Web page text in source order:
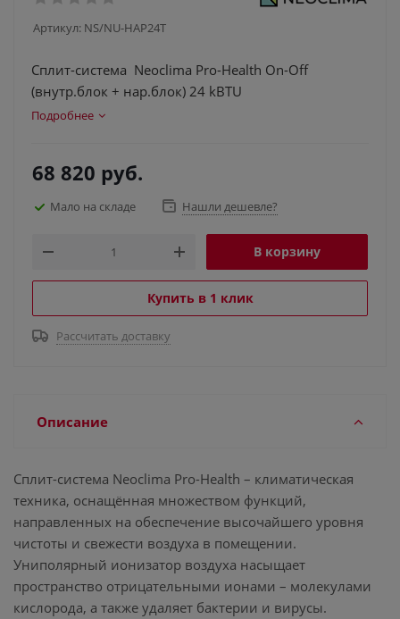
Артикул: NS/NU-HAP24T
Сплит-система Neoclima Pro-Health On-Off
(внутр.блок + нар.блок) 24 kBTU
Подробнее
68 820 руб.
Мало на складе Нашли дешевле?
В корзину
Купить в 1 клик
Рассчитать доставку
Описание
Сплит-система Neoclima Pro-Health – климатическая
техника, оснащённая множеством функций,
направленных на обеспечение высочайшего уровня
чистоты и свежести воздуха в помещении.
Униполярный ионизатор воздуха насыщает
пространство отрицательными ионами – молекулами
кислорода, а также удаляет бактерии и вирусы.